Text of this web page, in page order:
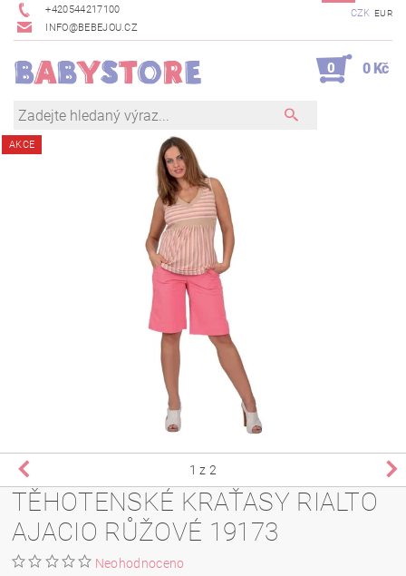
+420544217100
INFO@BEBEJOU.CZ
CZK EUR
0 0 Kč
AKCE
1 z 2
TĚHOTENSKÉ KRAŤASY RIALTO
AJACIO RŮŽOVÉ 19173
Neohodnoceno